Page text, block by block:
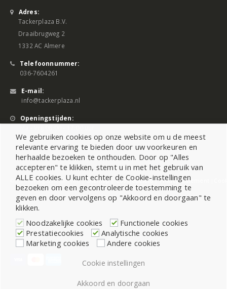
Adres:
Tackerplaza B.V.
Draaibrugweg 2
1332 AC Almere
Telefoonnummer:
036-7604261
E-mail:
info@tackerplaza.nl
Openingstijden:
©2026 All Rights Reserved |Sitemap|Cookiebeleid|Privacy Statement
We gebruiken cookies op onze website om u de meest
relevante ervaring te bieden door uw voorkeuren en
herhaalde bezoeken te onthouden. Door op "Alles
accepteren" te klikken, stemt u in met het gebruik van
ALLE cookies. U kunt echter de Cookie-instellingen
bezoeken om een gecontroleerde toestemming te
geven en door vervolgens op "Akkoord en doorgaan" te
klikken.
Noodzakelijke cookies
Functionele cookies
Prestatiecookies
Analytische cookies
Marketing cookies
Andere cookies
Cookie instellingen
Akkoord en doorgaan